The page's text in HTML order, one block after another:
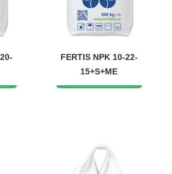
FERTIS NPK 10-22-
15+S+ME